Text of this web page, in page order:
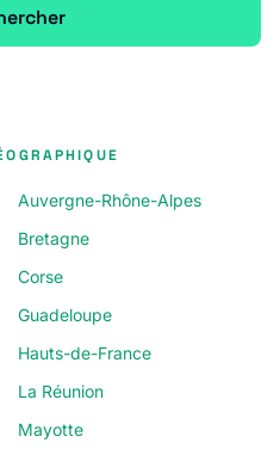
Auvergne-Rhône-Alpes
Bretagne
Corse
Guadeloupe
Hauts-de-France
La Réunion
Mayotte